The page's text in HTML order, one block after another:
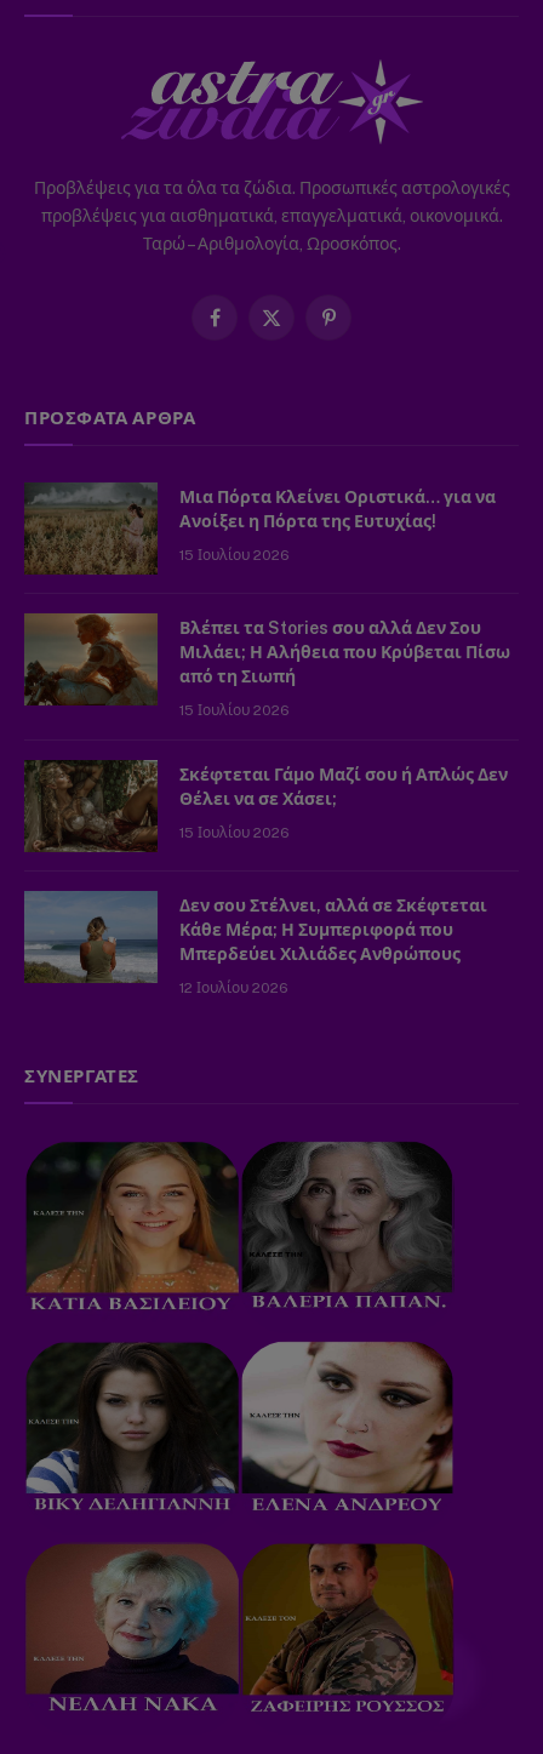
Προβλέψεις για τα όλα τα ζώδια. Προσωπικές αστρολογικές
προβλέψεις για αισθηματικά, επαγγελματικά, οικονομικά.
Ταρώ – Αριθμολογία, Ωροσκόπος.
Facebook
X
Pinterest
ΠΡΟΣΦΑΤΑ ΑΡΘΡΑ
Μια Πόρτα Κλείνει Οριστικά… για να
Ανοίξει η Πόρτα της Ευτυχίας!
15 Ιουλίου 2026
Βλέπει τα Stories σου αλλά Δεν Σου
Μιλάει; Η Αλήθεια που Κρύβεται Πίσω
από τη Σιωπή
15 Ιουλίου 2026
Σκέφτεται Γάμο Μαζί σου ή Απλώς Δεν
Θέλει να σε Χάσει;
15 Ιουλίου 2026
Δεν σου Στέλνει, αλλά σε Σκέφτεται
Κάθε Μέρα; Η Συμπεριφορά που
Μπερδεύει Χιλιάδες Ανθρώπους
12 Ιουλίου 2026
ΣΥΝΕΡΓΑΤΕΣ